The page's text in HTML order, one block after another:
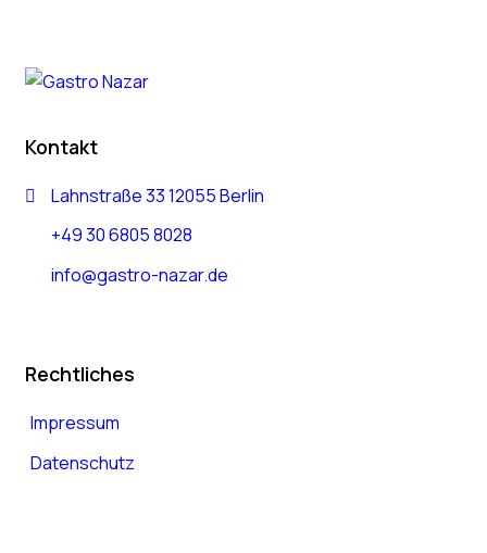
Kontakt
Lahnstraße 33 12055 Berlin
+49 30 6805 8028
info@gastro-nazar.de
Rechtliches
Impressum
Datenschutz